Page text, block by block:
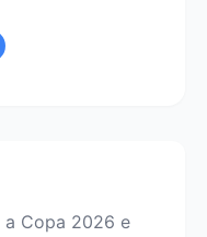
a Copa 2026 e